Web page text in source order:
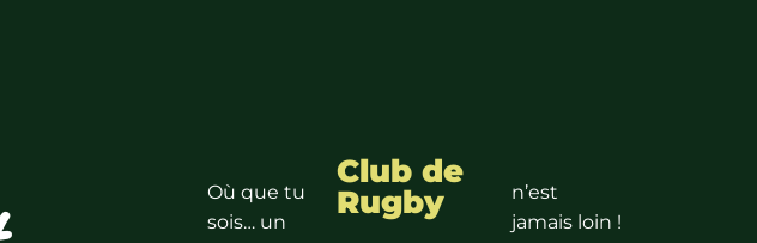
Où que tu
sois… un
Club de
Rugby
n’est
jamais loin !